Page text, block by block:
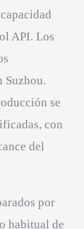
API. Los
Suzhou.
se
con
del
por
habitual de